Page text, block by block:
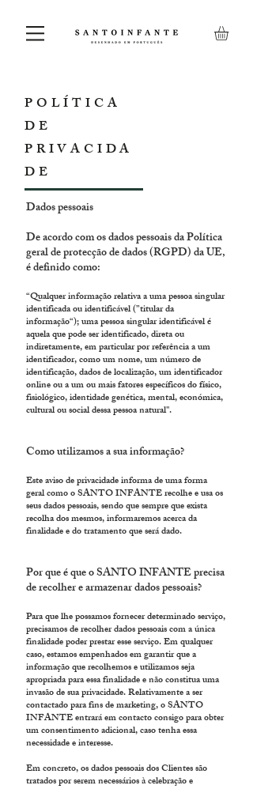
POLÍTICA
DE
PRIVACIDA
DE
Dados pessoais
De acordo com os dados pessoais da Política
geral de protecção de dados (RGPD) da UE,
é definido como:
“Qualquer informação relativa a uma pessoa singular
identificada ou identificável (”titular da
informação“); uma pessoa singular identificável é
aquela que pode ser identificado, direta ou
indiretamente, em particular por referência a um
identificador, como um nome, um número de
identificação, dados de localização, um identificador
online ou a um ou mais fatores específicos do físico,
fisiológico, identidade genética, mental, económica,
cultural ou social dessa pessoa natural".
Como utilizamos a sua informação?
Este aviso de privacidade informa de uma forma
geral como o SANTO INFANTE recolhe e usa os
seus dados pessoais, sendo que sempre que exista
recolha dos mesmos, informaremos acerca da
finalidade e do tratamento que será dado.
Por que é que o SANTO INFANTE precisa
de recolher e armazenar dados pessoais?
Para que lhe possamos fornecer determinado serviço,
precisamos de recolher dados pessoais com a única
finalidade poder prestar esse serviço. Em qualquer
caso, estamos empenhados em garantir que a
informação que recolhemos e utilizamos seja
apropriada para essa finalidade e não constitua uma
invasão de sua privacidade. Relativamente a ser
contactado para fins de marketing, o SANTO
INFANTE entrará em contacto consigo para obter
um consentimento adicional, caso tenha essa
necessidade e interesse.
Em concreto, os dados pessoais dos Clientes são
tratados por serem necessários à celebração e